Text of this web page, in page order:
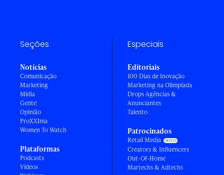
Seções
Notícias
Comunicação
Marketing
Mídia
Gente
Opinião
ProXXIma
Women To Watch
Plataformas
Podcasts
Vídeos
Especiais
Editoriais
100 Dias de Inovação
Marketing na Olimpíada
Drops Agências &
Anunciantes
Talento
Patrocinados
Retail Media
Creators & Influencers
Out-Of-Home
Martechs & Adtechs